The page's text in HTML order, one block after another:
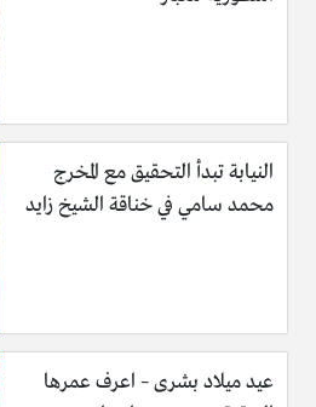
النيابة تبدأ التحقيق مع المخرج
محمد سامي في خناقة الشيخ زايد
عيد ميلاد بشرى – اعرف عمرها